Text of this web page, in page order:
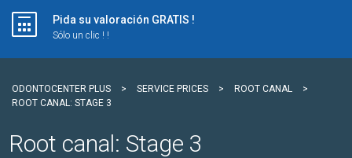
Pida su valoración GRATIS !
Sólo un clic ! !
ODONTOCENTER PLUS > SERVICE PRICES > ROOT CANAL
>
ROOT CANAL: STAGE 3
Root canal: Stage 3